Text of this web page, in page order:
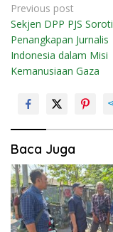
N
a
v
i
s
i
p
o
s
Previous post
Sekjen DPP PJS Soroti
Penangkapan Jurnalis
Indonesia dalam Misi
Kemanusiaan Gaza
Baca Juga